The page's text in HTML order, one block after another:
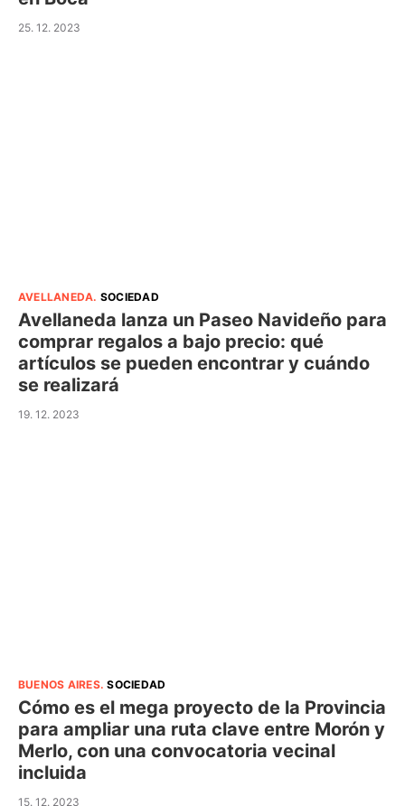
25. 12. 2023
AVELLANEDA. SOCIEDAD
Avellaneda lanza un Paseo Navideño para
comprar regalos a bajo precio: qué
artículos se pueden encontrar y cuándo
se realizará
19. 12. 2023
BUENOS AIRES.SOCIEDAD
Cómo es el mega proyecto de la Provincia
para ampliar una ruta clave entre Morón y
Merlo, con una convocatoria vecinal
incluida
15. 12. 2023